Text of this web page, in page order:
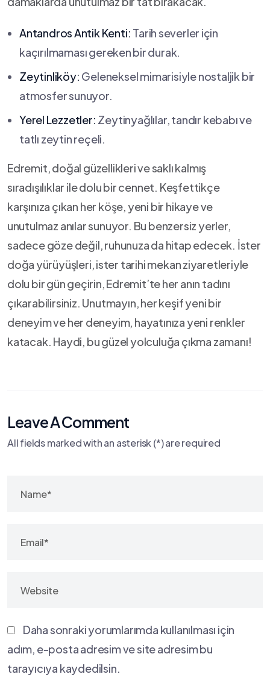
Antandros⁢ Antik Kenti: Tarih ⁤severler⁢ için
kaçırılmaması ‌gereken⁢ bir⁤ durak.
Zeytinliköy: Geleneksel mimarisiyle nostaljik bir
atmosfer sunuyor.
Yerel⁢ Lezzetler: Zeytinyağlılar, tandır kebabı⁣ ve
tatlı zeytin reçeli.
Edremit, doğal güzellikleri ve⁢ saklı ‌kalmış
sıradışılıklar ile dolu bir ‌cennet. Keşfettikçe
karşınıza çıkan her köşe, yeni bir hikaye ve
⁢unutulmaz anılar sunuyor. Bu benzersiz yerler,
sadece göze değil, ruhunuza⁢ da hitap edecek. İster
doğa⁤ yürüyüşleri, ⁤ister tarihi mekan ⁢ziyaretleriyle
dolu bir gün⁢ geçirin, ⁣Edremit’te ⁣her anın tadını​
çıkarabilirsiniz. Unutmayın, her keşif yeni bir
deneyim ve​ her⁤ deneyim, hayatınıza yeni renkler
katacak. Haydi, bu güzel yolculuğa çıkma zamanı!
Leave A Comment
All fields marked with an asterisk (*) are required
Daha sonraki yorumlarımda kullanılması için
adım, e-posta adresim ve site adresim bu
tarayıcıya kaydedilsin.